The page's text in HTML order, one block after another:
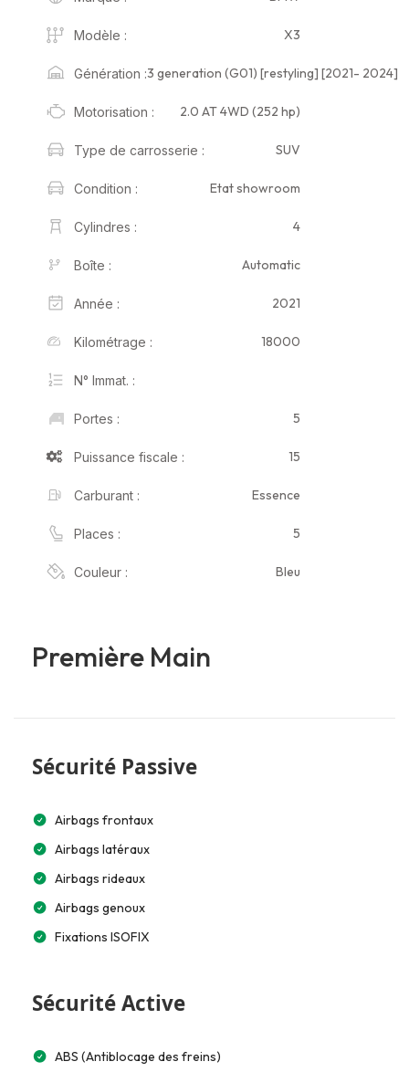
Modèle : X3
Génération :3 generation (G01) [restyling] [2021- 2024]
Motorisation : 2.0 AT 4WD (252 hp)
Type de carrosserie : SUV
Condition : Etat showroom
Cylindres : 4
Boîte : Automatic
Année : 2021
Kilométrage : 18000
N° Immat. :
Portes : 5
Puissance fiscale : 15
Carburant : Essence
Places : 5
Couleur : Bleu
Première Main
Sécurité Passive
Airbags frontaux
Airbags latéraux
Airbags rideaux
Airbags genoux
Fixations ISOFIX
Sécurité Active
ABS (Antiblocage des freins)